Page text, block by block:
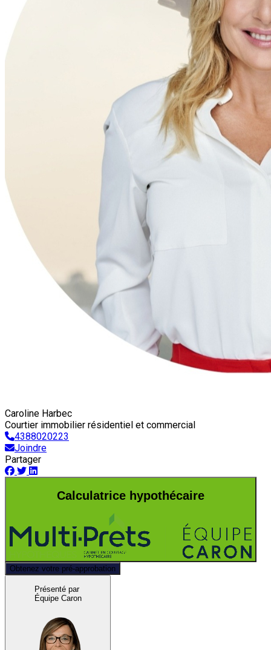
Caroline Harbec
Courtier immobilier résidentiel et commercial
4388020223
Joindre
Partager
Calculatrice hypothécaire
Obtenez votre pré-approbation
Présenté par
Équipe Caron